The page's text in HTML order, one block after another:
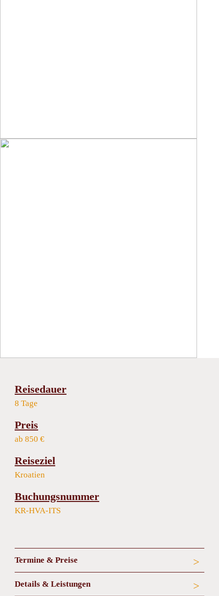
Reisedauer
8 Tage
Preis
ab 850 €
Reiseziel
Kroatien
Buchungsnummer
KR-HVA-ITS
Termine & Preise
Details & Leistungen